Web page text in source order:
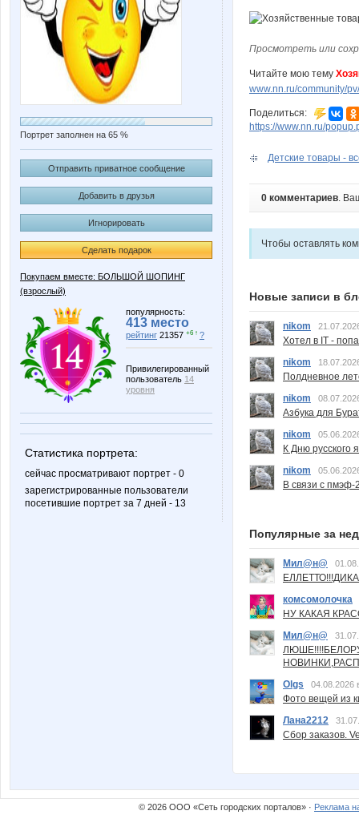
Портрет заполнен на 65 %
Отправить приватное сообщение
Добавить в друзья
Игнорировать
Сделать подарок
Покупаем вместе: БОЛЬШОЙ ШОПИНГ
(взрослый)
популярность:
413 место
рейтинг 21357 +6 ↑ ?
Привилегированный
пользователь 14
уровня
Статистика портрета:
сейчас просматривают портрет - 0
зарегистрированные пользователи
посетившие портрет за 7 дней - 13
Просмотреть или
Читайте мою тему
www.nn.ru/community/
Поделиться:
https://www.nn.ru/
Детские товары -
0 комментариев.
Чтобы оставлять
Новые записи в
nikom
Хотел в IT -
nikom
Полдневное
nikom
Азбука для
nikom
К Дню русского
nikom
В связи с пмэф-
Популярные за
Мил@н@
комсомолочка
НУ КАКАЯ
Мил@н@
Olgs
04.08.2026
Фото вещей из
Лана2212
Сбор заказов.
© 2026 ООО «Сеть городских порталов» · Реклама